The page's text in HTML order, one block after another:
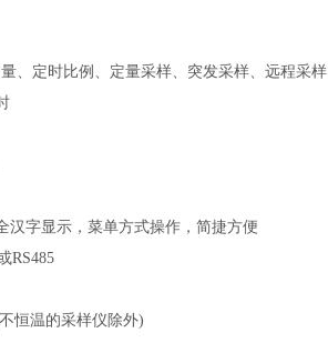
、定时比例、定量采样、突发采样、远程采样
汉字显示，菜单方式操作，简捷方便
RS485
恒温的采样仪除外)